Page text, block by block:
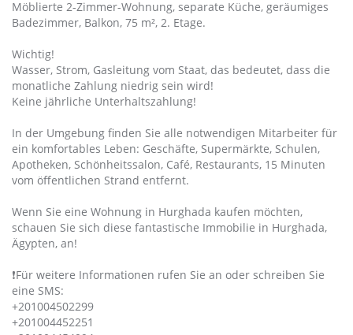
Möblierte 2-Zimmer-Wohnung, separate Küche, geräumiges
Badezimmer, Balkon, 75 m², 2. Etage.
Wichtig!
Wasser, Strom, Gasleitung vom Staat, das bedeutet, dass die
monatliche Zahlung niedrig sein wird!
Keine jährliche Unterhaltszahlung!
In der Umgebung finden Sie alle notwendigen Mitarbeiter für
ein komfortables Leben: Geschäfte, Supermärkte, Schulen,
Apotheken, Schönheitssalon, Café, Restaurants, 15 Minuten
vom öffentlichen Strand entfernt.
Wenn Sie eine Wohnung in Hurghada kaufen möchten,
schauen Sie sich diese fantastische Immobilie in Hurghada,
Ägypten, an!
❗️Für weitere Informationen rufen Sie an oder schreiben Sie
eine SMS:
+201004502299
+201004452251